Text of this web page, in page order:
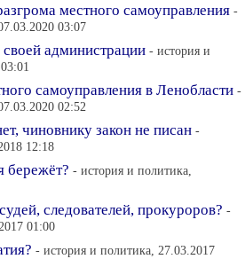
местного самоуправления -
03:07
своей администрации - история и
самоуправления в Ленобласти -
02:52
чиновнику закон не писан -
12:18
бережёт? - история и политика,
следователей, прокуроров? -
01:00
- история и политика, 27.03.2017